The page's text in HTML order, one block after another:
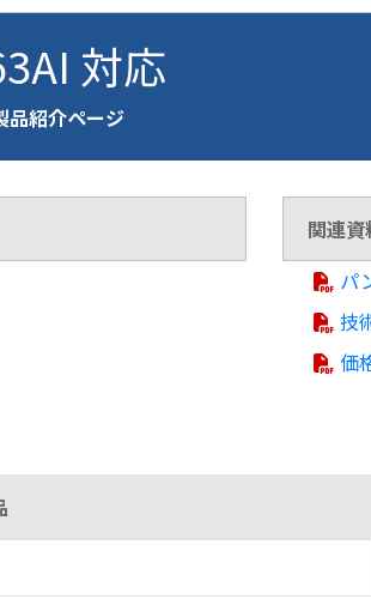
対応
品紹介ページ
関連資
パ
技
価